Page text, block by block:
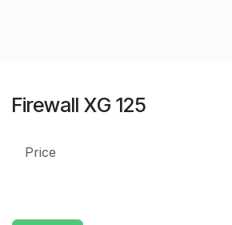
Firewall XG 125
Price